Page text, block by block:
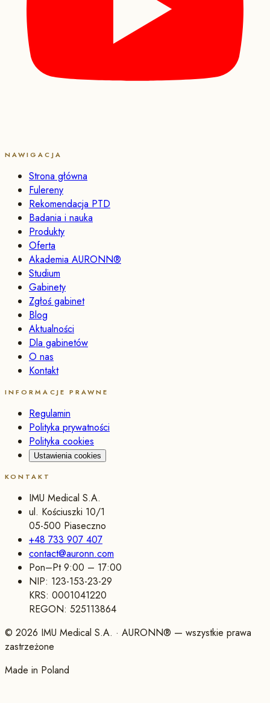
NAWIGACJA
Strona główna
Fulereny
Rekomendacja PTD
Badania i nauka
Produkty
Oferta
Akademia AURONN®
Studium
Gabinety
Zgłoś gabinet
Blog
Aktualności
Dla gabinetów
O nas
Kontakt
INFORMACJE PRAWNE
Regulamin
Polityka prywatności
Polityka cookies
Ustawienia cookies
KONTAKT
IMU Medical S.A.
ul. Kościuszki 10/1
05-500 Piaseczno
+48 733 907 407
contact@auronn.com
Pon–Pt 9:00 – 17:00
NIP: 123-153-23-29
KRS: 0001041220
REGON: 525113864
© 2026 IMU Medical S.A. · AURONN® — wszystkie prawa
zastrzeżone
Made in Poland